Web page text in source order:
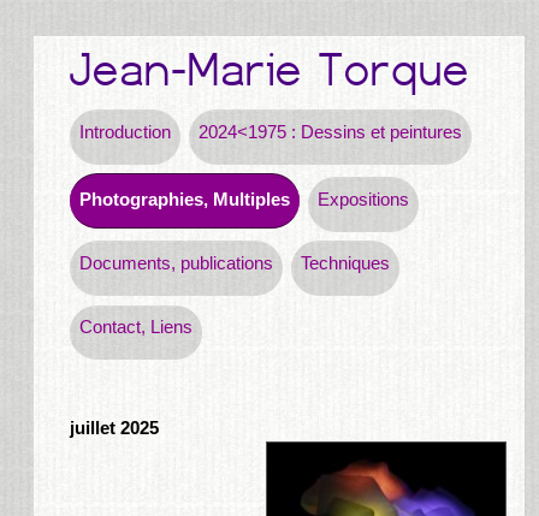
Introduction 2024<1975 : Dessins et peintures
Photographies, Multiples Expositions
Documents, publications Techniques
Contact, Liens
juillet 2025